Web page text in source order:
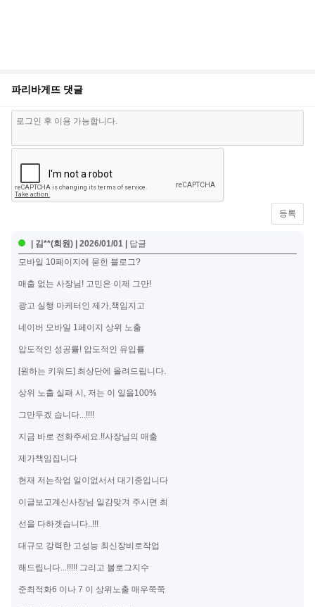
파리바게뜨 댓글
등록
김**(회원) 2026/01/01
답글
모바일 10페이지에 묻힌 블로그?
매출 없는 사장님! 고민은 이제 그만!
광고 실행 마케터인 제가,책임지고
네이버 모바일 1페이지 상위 노출
압도적인 성공률! 압도적인 유입률
[원하는 키워드] 최상단에 올려드립니다.
상위 노출 실패 시, 저는 이 일을100%
그만두겠 습니다...!!!!
지금 바로 전화주세요.!!사장님의 매출
제가책임집니다
현재 저는작업 일이없서서 대기중입니다
이글보고계신사장님 일감맞겨 주시면 최
선을 다하겟습니다..!!!
대규모 강력한 고성능 최신장비로작업
해드립니다...!!!!! 그리고 블로그지수
준최적화6 이나 7 이 상위노출 매우쭉쭉